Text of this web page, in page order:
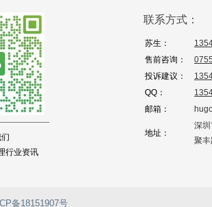
行业资讯
联系方式：
苏生：
售前咨询：
投诉建议：
QQ：
邮箱：
地址：
深
聚
备18151907号